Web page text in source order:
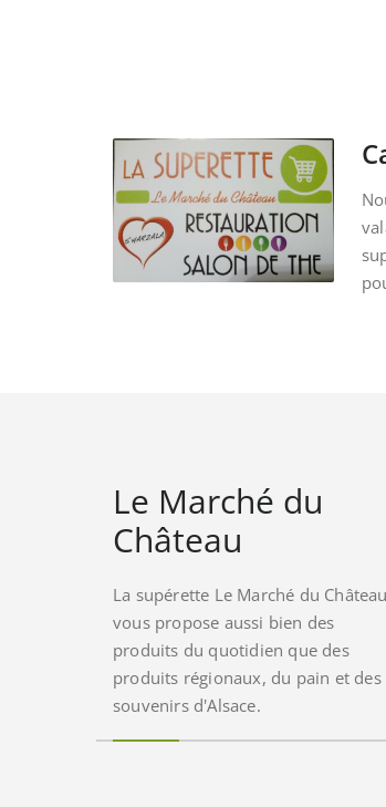
Le Marché du
Château
La supérette Le Marché du Château
vous propose aussi bien des
produits du quotidien que des
produits régionaux, du pain et des
souvenirs d'Alsace.